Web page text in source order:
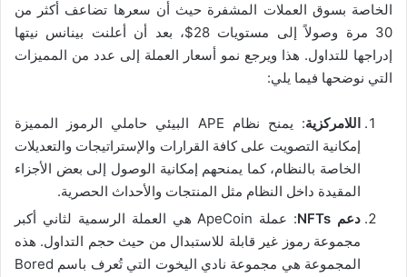
الخاصة بسوق العملات المشفرة حيث أن سعرها تضاعف أكثر من
30 مرة وصولاً إلى مستويات 28$، بعد أن أعلنت بينانس نيتها
إدراجها للتداول. هذا ويرجع نمو أسعار العملة إلى عدد من المميزات
التي نوضحها فيما يلي:
اللامركزية
: يمنح نظام APE البيئي حاملي الرموز المميزة
إمكانية التصويت على كافة القرارات والإستراتيجات والتعديلات
الخاصة بالنظام، كما يمنحهم إمكانية الوصول إلى بعض الأجزاء
المقيدة داخل النظام مثل المنتجات والأحداث الحصرية.
دعم NFTs
: عملة ApeCoin هي العملة الرسمية لثاني أكبر
مجموعة رموز غير قابلة للاستبدال من حيث حجم التداول. هذه
المجموعة هي مجموعة نادي اليخوت التي تُعرف باسم Bored